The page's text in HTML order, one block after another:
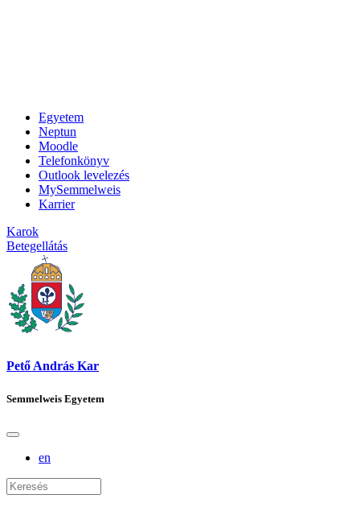
Egyetem
Neptun
Moodle
Telefonkönyv
Outlook levelezés
MySemmelweis
Karrier
Karok
Betegellátás
Pető András Kar
Semmelweis Egyetem
en